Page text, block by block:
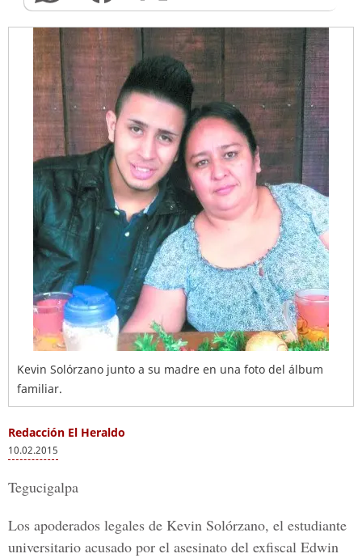
Kevin Solórzano junto a su madre en una foto del álbum
familiar.
Redacción El Heraldo
10.02.2015
Tegucigalpa
Los apoderados legales de Kevin Solórzano, el estudiante
universitario acusado por el asesinato del exfiscal Edwin